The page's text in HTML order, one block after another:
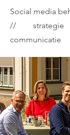
Social media
// strategie
communicatie